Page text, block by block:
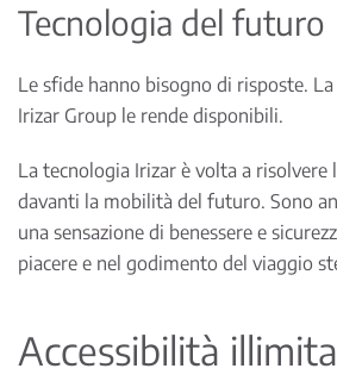
Tecnologia del futuro
Le sfide hanno bisogno di risposte.
Irizar Group le rende disponibili.
La tecnologia Irizar è volta a risolvere
davanti la mobilità del futuro. Sono
una sensazione di benessere e
piacere e nel godimento del viaggio
Accessibilità